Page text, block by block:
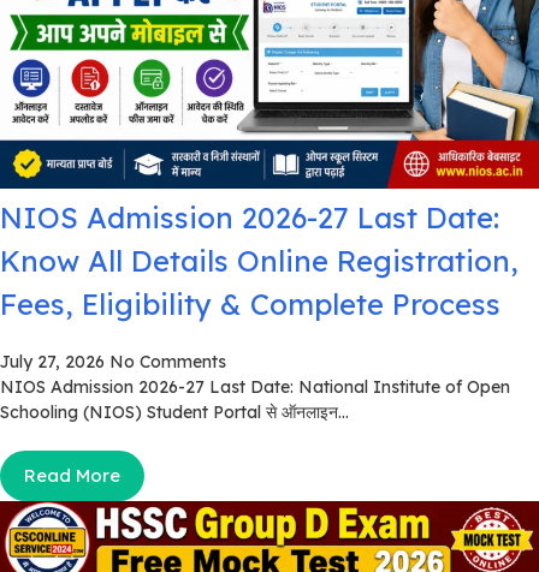
NIOS Admission 2026-27 Last Date:
Know All Details Online Registration,
Fees, Eligibility & Complete Process
July 27, 2026 No Comments
NIOS Admission 2026-27 Last Date: National Institute of Open
Schooling (NIOS) Student Portal से ऑनलाइन...
Read More